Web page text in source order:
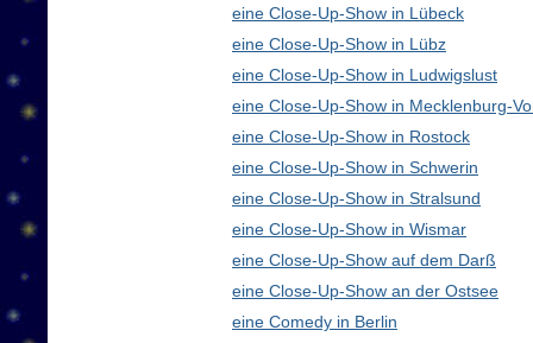
eine Close-Up-Show in Lübeck
eine Close-Up-Show in Lübz
eine Close-Up-Show in Ludwigslust
eine Close-Up-Show in Mecklenburg-
eine Close-Up-Show in Rostock
eine Close-Up-Show in Schwerin
eine Close-Up-Show in Stralsund
eine Close-Up-Show in Wismar
eine Close-Up-Show auf dem Darß
eine Close-Up-Show an der Ostsee
eine Comedy in Berlin